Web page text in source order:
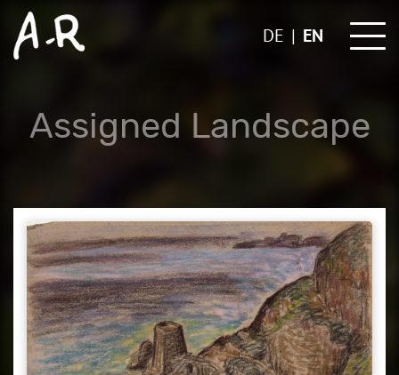
Skip
content
DE EN
Assigned Landscape